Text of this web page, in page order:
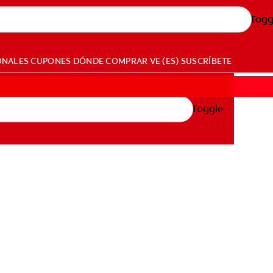
CUPONES DÓNDE COMPRAR VE (ES) SUSCRÍBETE
Toggle